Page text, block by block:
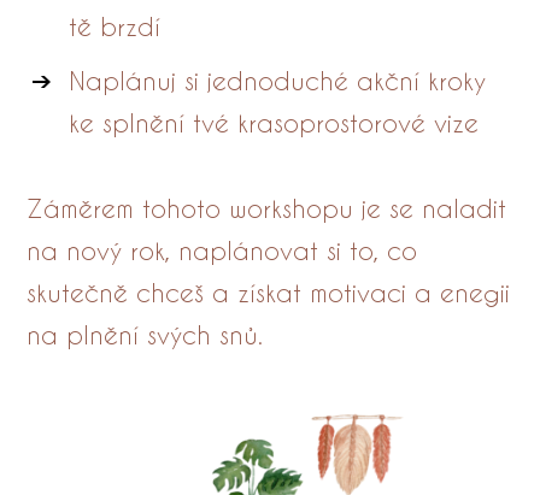
tě brzdí
Naplánuj si jednoduché akční kroky
ke splnění tvé krasoprostorové vize
Záměrem tohoto workshopu je se naladit
na nový rok, naplánovat si to, co
skutečně chceš a získat motivaci a enegii
na plnění svých snů.